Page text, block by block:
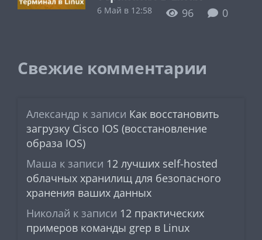
6 Май в 12:58 96 0
Свежие комментарии
Александр к записи Как восстановить
загрузку Cisco IOS (восстановление
образа IOS)
Маша к записи 12 лучших self-hosted
облачных хранилищ для безопасного
хранения ваших данных
Николай к записи 12 практических
примеров команды grep в Linux